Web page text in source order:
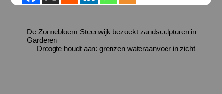
De Zonnebloem Steenwijk bezoekt zandsculpturen in
Garderen
Droogte houdt aan: grenzen wateraanvoer in zicht